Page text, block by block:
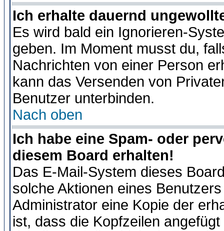
Ich erhalte dauernd
Es wird bald ein Ignorieren-
geben. Im Moment musst du,
Nachrichten von einer Person
kann das Versenden von
Benutzer unterbinden.
Nach oben
Ich habe eine Spam- oder
diesem Board erhalten!
Das E-Mail-System dieses
solche Aktionen eines
Administrator eine Kopie der
ist, dass die Kopfzeilen